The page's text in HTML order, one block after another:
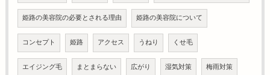
姫路の美容院の必要とされる理由 姫路の美容院について
コンセプト 姫路 アクセス うねり くせ毛
エイジング毛 まとまらない 広がり 湿気対策 梅雨対策